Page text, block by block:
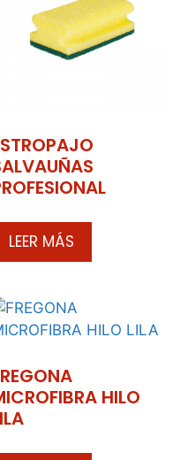
LEER MÁS
HILO